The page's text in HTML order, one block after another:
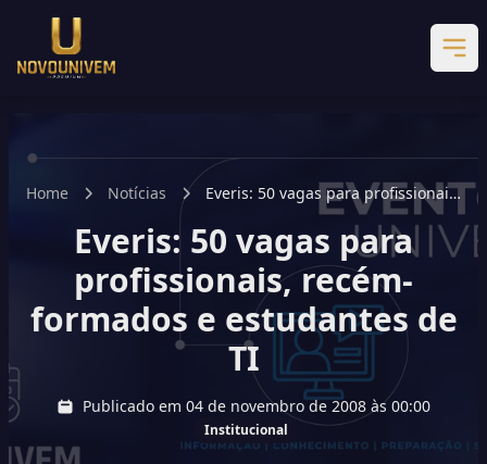
Home Notícias
Everis: 50 vagas para profissionais,
recém-formados e estudantes de
TI
Everis: 50 vagas para
profissionais, recém-
formados e estudantes de
TI
Publicado em 04 de novembro de 2008 às 00:00
Institucional